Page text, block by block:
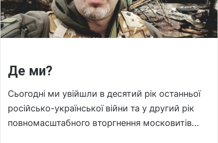
Де ми?
Сьогодні ми увійшли в десятий рік останньої
російсько-української війни та у другий рік
повномасштабного вторгнення московитів…